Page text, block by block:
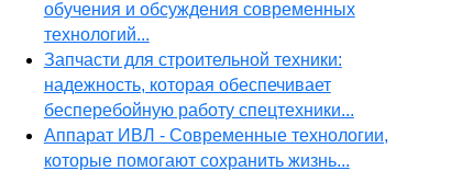
обучения и обсуждения современных
технологий...
Запчасти для строительной техники:
надежность, которая обеспечивает
бесперебойную работу спецтехники...
Аппарат ИВЛ - Современные технологии,
которые помогают сохранить жизнь...